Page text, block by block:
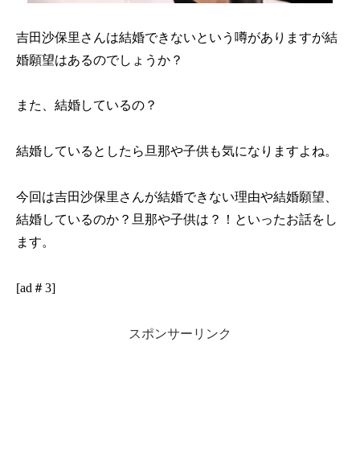
吉田沙保里さんは結婚できないという噂がありますが結
婚願望はあるのでしょうか？
また、結婚しているの？
結婚しているとしたら旦那や子供も気になりますよね。
今回は吉田沙保里さんが結婚できない理由や結婚願望、
結婚しているのか？旦那や子供は？！といったお話をし
ます。
[ad＃3]
スポンサーリンク